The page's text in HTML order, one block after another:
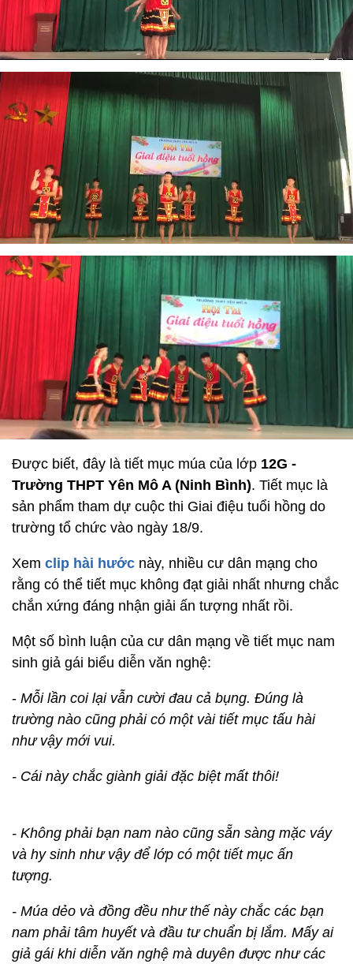
Được biết, đây là tiết mục múa của lớp 12G -
Trường THPT Yên Mô A (Ninh Bình). Tiết mục là
sản phẩm tham dự cuộc thi Giai điệu tuổi hồng do
trường tổ chức vào ngày 18/9.
Xem clip hài hước này, nhiều cư dân mạng cho
rằng có thể tiết mục không đạt giải nhất nhưng chắc
chắn xứng đáng nhận giải ấn tượng nhất rồi.
Một số bình luận của cư dân mạng về tiết mục nam
sinh giả gái biểu diễn văn nghệ:
- Mỗi lần coi lại vẫn cười đau cả bụng. Đúng là
trường nào cũng phải có một vài tiết mục tấu hài
như vậy mới vui.
- Cái này chắc giành giải đặc biệt mất thôi!
- Không phải bạn nam nào cũng sẵn sàng mặc váy
và hy sinh như vậy để lớp có một tiết mục ấn
tượng.
- Múa dẻo và đồng đều như thế này chắc các bạn
nam phải tâm huyết và đầu tư chuẩn bị lắm. Mấy ai
giả gái khi diễn văn nghệ mà duyên được như các